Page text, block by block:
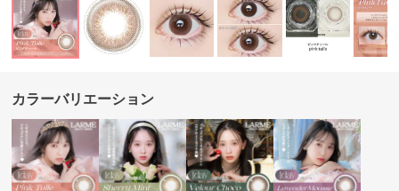
カラーバリエーション